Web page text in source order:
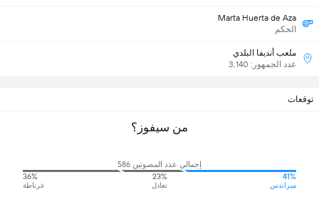
Marta Huerta de Aza
الحكم
ملعب أنديفا البلدي
عدد الجمهور: 3,140
توقعات
من سيفوز؟
إجمالي عدد المصوتين 586
41%
ميراندس
23%
تعادل
36%
غرناطة